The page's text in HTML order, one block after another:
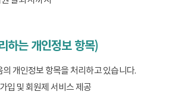
하는 개인정보 항목)
개인정보 항목을 처리하고 있습니다.
입 및 회원제 서비스 제공